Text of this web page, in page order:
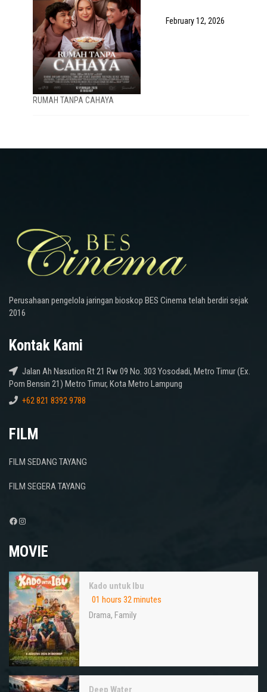
RUMAH TANPA CAHAYA
February 12, 2026
Perusahaan pengelola jaringan bioskop BES Cinema telah berdiri sejak
2016
Kontak Kami
Jalan Ah Nasution Rt 21 Rw 09 No. 303 Yosodadi, Metro Timur (Ex.
Pom Bensin 21) Metro Timur, Kota Metro Lampung
+62 821 8392 9788
FILM
FILM SEDANG TAYANG
FILM SEGERA TAYANG
Facebook
Instagram
MOVIE
Kado untuk Ibu
01 hours 32 minutes
Drama, Family
Deep Water